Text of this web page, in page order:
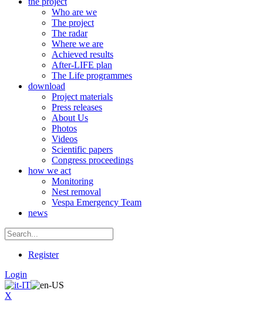
Who are we
The project
The radar
Where we are
Achieved results
After-LIFE plan
The Life programmes
download
Project materials
Press releases
About Us
Photos
Videos
Scientific papers
Congress proceedings
how we act
Monitoring
Nest removal
Vespa Emergency Team
news
Register
Login
X